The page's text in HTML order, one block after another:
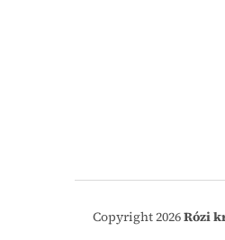
Copyright 2026Rózi